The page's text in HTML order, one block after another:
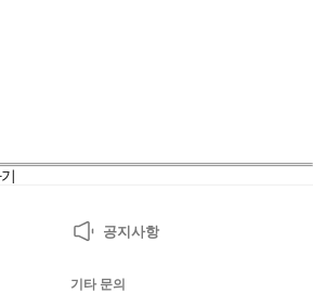
공지사항
기타 문의